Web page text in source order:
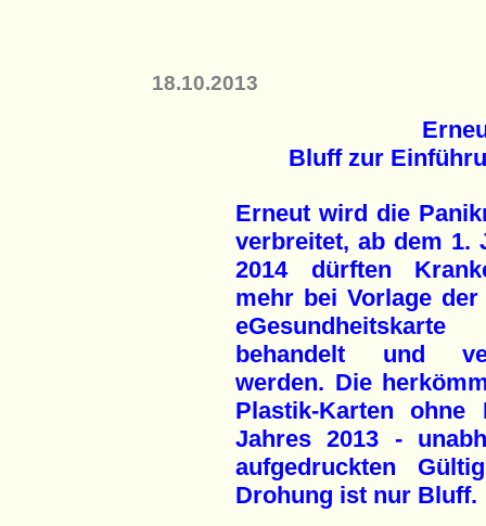
18.10.2013
Bluff zur
Erneut wird die
verbreitet, ab dem 1.
2014 dürften
mehr bei Vorlage der
eGesundheitskarte
behandelt und
werden. Die
Plastik-Karten
Jahres 2013 -
aufgedruckten
Drohung ist nur Bluff.